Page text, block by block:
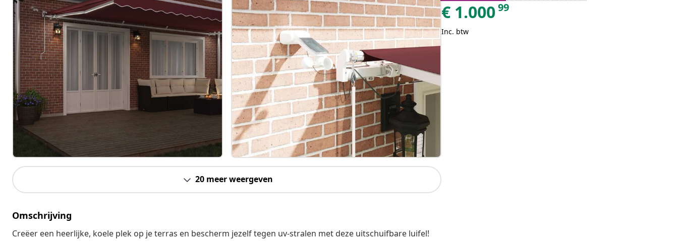
20 meer weergeven
Omschrijving
Creëer een heerlijke, koele plek op je terras en bescherm jezelf tegen uv-stralen met deze uitschuifbare luifel!
€ 1.00099
Inc. btw